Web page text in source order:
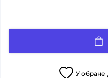
У обране